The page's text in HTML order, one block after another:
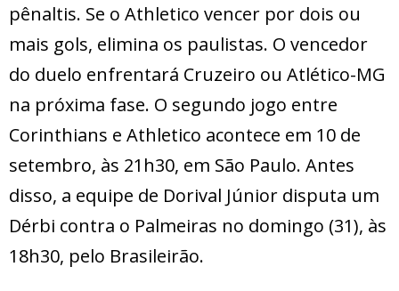
pênaltis. Se o Athletico vencer por dois ou
mais gols, elimina os paulistas. O vencedor
do duelo enfrentará Cruzeiro ou Atlético-MG
na próxima fase. O segundo jogo entre
Corinthians e Athletico acontece em 10 de
setembro, às 21h30, em São Paulo. Antes
disso, a equipe de Dorival Júnior disputa um
Dérbi contra o Palmeiras no domingo (31), às
18h30, pelo Brasileirão.